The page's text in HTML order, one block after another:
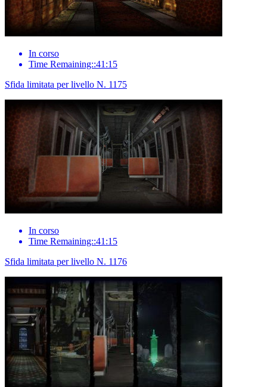
In corso
Time Remaining::41:15
Sfida limitata per livello N. 1175
In corso
Time Remaining::41:15
Sfida limitata per livello N. 1176